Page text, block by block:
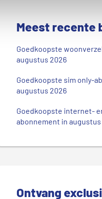
n
b
o
g
.
.
Meest recente
Goedkoopste
augustus 2026
Goedkoopste sim only-
augustus 2026
Goedkoopste internet-
abonnement in
Ontvang